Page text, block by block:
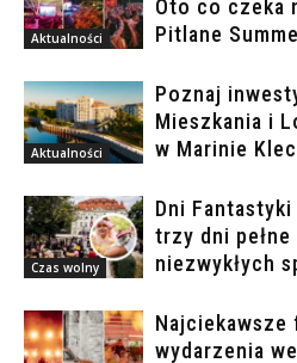
Aktualności
Oto co czeka
Pitlane
Aktualności
Poznaj
Mieszkania i
w Marinie
Czas wolny
Dni
trzy dni
niezwykłych
wydarzenia